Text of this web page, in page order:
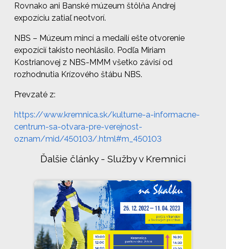
Rovnako ani Banské múzeum štôlňa Andrej
expozíciu zatiaľ neotvorí.
NBS – Múzeum mincí a medailí ešte otvorenie
expozícií takisto neohlásilo. Podľa Miriam
Kostrianovej z NBS-MMM všetko závisí od
rozhodnutia Krízového štábu NBS.
Prevzaté z:
https://www.kremnica.sk/kulturne-a-informacne-
centrum-sa-otvara-pre-verejnost-
oznam/mid/450103/.html#m_450103
Ďalšie články - Služby v Kremnici